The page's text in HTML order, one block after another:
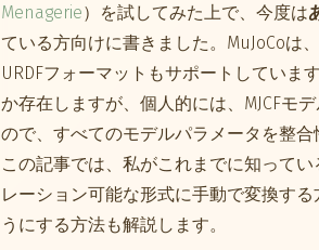
Menagerie）を試してみた上で、今度は
ている方向けに書きました。MuJoCoは
URDFフォーマットもサポートしていま
か存在しますが、個人的には、MJCFモ
ので、すべてのモデルパラメータを整
この記事では、私がこれまでに知って
レーション可能な形式に手動で変換す
うにする方法も解説します。